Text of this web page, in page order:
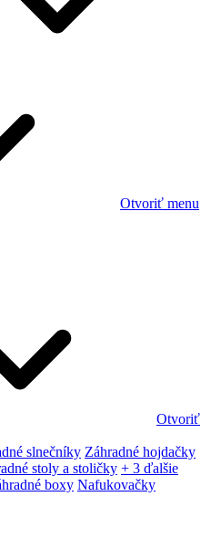
Otvoriť menu
Otvoriť
slnečníky Záhradné hojdačky
stoly a stoličky + 3 ďalšie
boxy Nafukovačky